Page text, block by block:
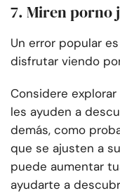
7. Miren porno
Un error popular
disfrutar viendo
Considere
les ayuden a
demás, como
que se ajusten a
puede aumentar
ayudarte a